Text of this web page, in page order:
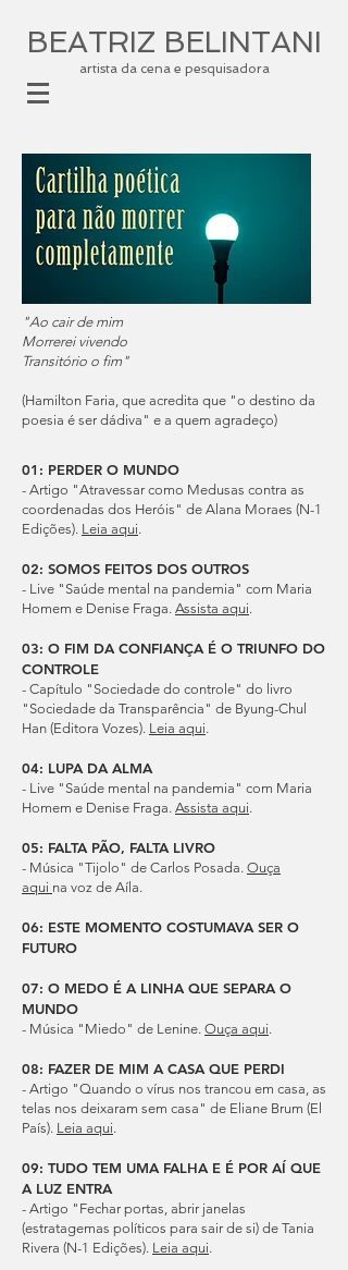
BEATRIZ BELINTANI
artista da cena e pesquisadora
"Ao cair de mim
Morrerei vivendo
Transitório o fim"
(Hamilton Faria, que acredita que "o destino da
poesia é ser dádiva" e a quem agradeço)
01: PERDER O MUNDO
- Artigo "Atravessar como Medusas contra as
coordenadas dos Heróis" de Alana Moraes (N-1
Edições). Leia aqui.
02: SOMOS FEITOS DOS OUTROS
- Live "Saúde mental na pandemia" com Maria
Homem e Denise Fraga. Assista aqui.
03: O FIM DA CONFIANÇA É O TRIUNFO DO
CONTROLE
- Capítulo "Sociedade do controle" do livro
"Sociedade da Transparência" de Byung-Chul
Han (Editora Vozes). Leia aqui.
04: LUPA DA ALMA
- Live "Saúde mental na pandemia" com Maria
Homem e Denise Fraga. Assista aqui.
05: FALTA PÃO, FALTA LIVRO
- Música "Tijolo" de Carlos Posada. Ouça
aqui na voz de Aíla.
06: ESTE MOMENTO COSTUMAVA SER O
FUTURO
07: O MEDO É A LINHA QUE SEPARA O
MUNDO
- Música "Miedo" de Lenine. Ouça aqui.
08: FAZER DE MIM A CASA QUE PERDI
- Artigo "Quando o vírus nos trancou em casa, as
telas nos deixaram sem casa" de Eliane Brum (El
País). Leia aqui.
09: TUDO TEM UMA FALHA E É POR AÍ QUE
A LUZ ENTRA
- Artigo "Fechar portas, abrir janelas
(estratagemas políticos para sair de si) de Tania
Rivera (N-1 Edições). Leia aqui.